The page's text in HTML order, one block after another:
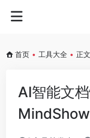
首页 • 工具大全 • 正文
AI智能文